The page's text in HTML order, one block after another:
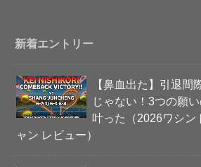
新着エントリー
【鼻血出た】引退間
じゃない！3つの願
叶った（2026ワシン
ャン レビュー）